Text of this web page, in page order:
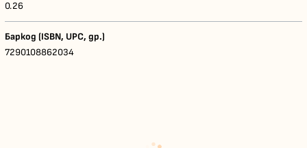
0.26
Баркод (ISBN, UPC, др.)
7290108862034